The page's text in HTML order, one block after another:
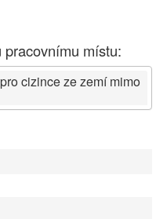
místu:
cizince ze zemí mimo